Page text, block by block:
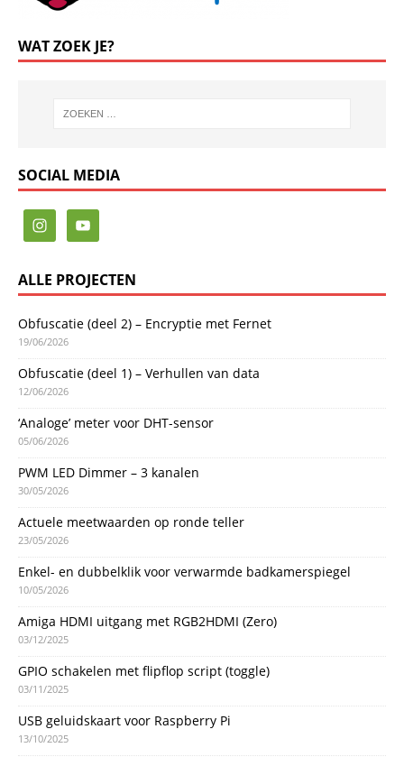
WAT ZOEK JE?
SOCIAL MEDIA
ALLE PROJECTEN
Obfuscatie (deel 2) – Encryptie met Fernet
19/06/2026
Obfuscatie (deel 1) – Verhullen van data
12/06/2026
‘Analoge’ meter voor DHT-sensor
05/06/2026
PWM LED Dimmer – 3 kanalen
30/05/2026
Actuele meetwaarden op ronde teller
23/05/2026
Enkel- en dubbelklik voor verwarmde badkamerspiegel
10/05/2026
Amiga HDMI uitgang met RGB2HDMI (Zero)
03/12/2025
GPIO schakelen met flipflop script (toggle)
03/11/2025
USB geluidskaart voor Raspberry Pi
13/10/2025